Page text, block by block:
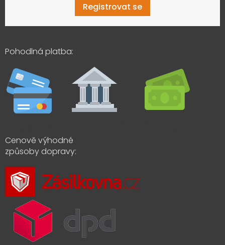
Registrovat se
Pohodlná platba:
Cenově výhodné
způsoby dopravy: